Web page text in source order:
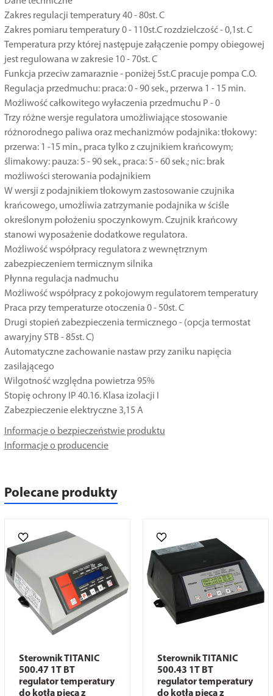
Zakres regulacji temperatury 40 - 80st. C
Zakres pomiaru temperatury 0 - 110st.C rozdzielczość - 0,1st. C
Temperatura przy której następuje załączenie pompy obiegowej
jest regulowana w zakresie 10 - 70st. C
Funkcja przeciw zamaraznie - poniżej 5st.C pracuje pompa C.O.
Regulacja przedmuchu: praca: 0 - 90 sek., przerwa 1 - 15 min.
Możliwość całkowitego wyłaczenia przedmuchu P - 0
Trzy różne wersje regulatora umożliwiające stosowanie
różnorodnego paliwa oraz mechanizmów podajnika: tłokowy:
przerwa: 1 -15 min., praca tylko z czujnikiem krańcowym;
ślimakowy: pauza: 5 - 90 sek., praca: 5 - 60 sek.; nic: brak
możliwości sterowania podajnikiem
W wersji z podajnikiem tłokowym zastosowanie czujnika
krańcowego, umożliwia zatrzymanie podajnika w ściśle
określonym położeniu spoczynkowym. Czujnik krańcowy
stanowi wyposażenie dodatkowe regulatora.
Możliwość współpracy regulatora z wewnętrznym
zabezpieczeniem termicznym silnika
Płynna regulacja nadmuchu
Możliwość współpracy z pokojowym regulatorem temperatury
Praca przy temperaturze otoczenia 0 - 50st. C
Drugi stopień zabezpieczenia termicznego - (opcja termostat
awaryjny STB - 85st. C)
Automatyczne zachowanie nastaw przy zaniku napięcia
zasilającego
Wilgotność względna powietrza 95%
Stopię ochrony IP 40.16. Klasa izolacji I
Zabezpieczenie elektryczne 3,15 A
Informacje o bezpieczeństwie produktu
Informacje o producencie
Polecane produkty
Sterownik TITANIC
500.47 1T BT
regulator temperatury
do kotła pieca z
Sterownik TITANIC
500.43 1T BT
regulator temperatury
do kotła pieca z